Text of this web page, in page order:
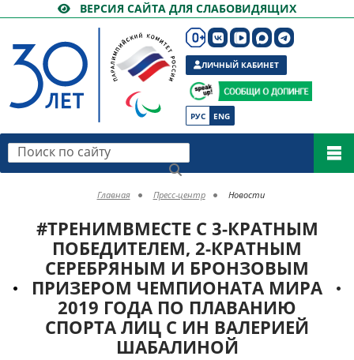
ВЕРСИЯ САЙТА ДЛЯ СЛАБОВИДЯЩИХ
РУС ENG
ЛИЧНЫЙ КАБИНЕТ
Поиск по сайту
Главная Пресс-центр Новости
#ТРЕНИМВМЕСТЕ С 3-КРАТНЫМ
ПОБЕДИТЕЛЕМ, 2-КРАТНЫМ
СЕРЕБРЯНЫМ И БРОНЗОВЫМ
ПРИЗЕРОМ ЧЕМПИОНАТА МИРА
2019 ГОДА ПО ПЛАВАНИЮ
СПОРТА ЛИЦ С ИН ВАЛЕРИЕЙ
ШАБАЛИНОЙ